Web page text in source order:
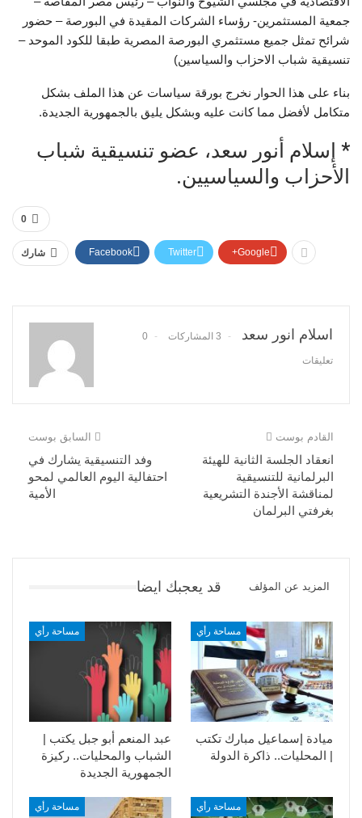
جمعية المستثمرين- رؤساء الشركات المقيدة في البورصة – حضور
شرائح تمثل جميع مستثمري البورصة المصرية طبقا للكود الموحد –
تنسيقية شباب الاحزاب والسياسين)
بناء على هذا الحوار نخرج بورقة سياسات عن هذا الملف بشكل
متكامل لأفضل مما كانت عليه وبشكل يليق بالجمهورية الجديدة.
* إسلام أنور سعد، عضو تنسيقية شباب
الأحزاب والسياسيين.
0
شارك Facebook Twitter Google+
اسلام انور سعد 3 المشاركات 0
تعليقات
السابق بوست
وفد التنسيقية يشارك في
احتفالية اليوم العالمي لمحو
الأمية
القادم بوست
انعقاد الجلسة الثانية للهيئة
البرلمانية للتنسيقية
لمناقشة الأجندة التشريعية
بغرفتي البرلمان
قد يعجبك ايضا المزيد عن المؤلف
مساحة رأي
عبد المنعم أبو جبل يكتب |
الشباب والمحليات.. ركيزة
الجمهورية الجديدة
مساحة رأي
ميادة إسماعيل مبارك تكتب
| المحليات.. ذاكرة الدولة
مساحة رأي مساحة رأي